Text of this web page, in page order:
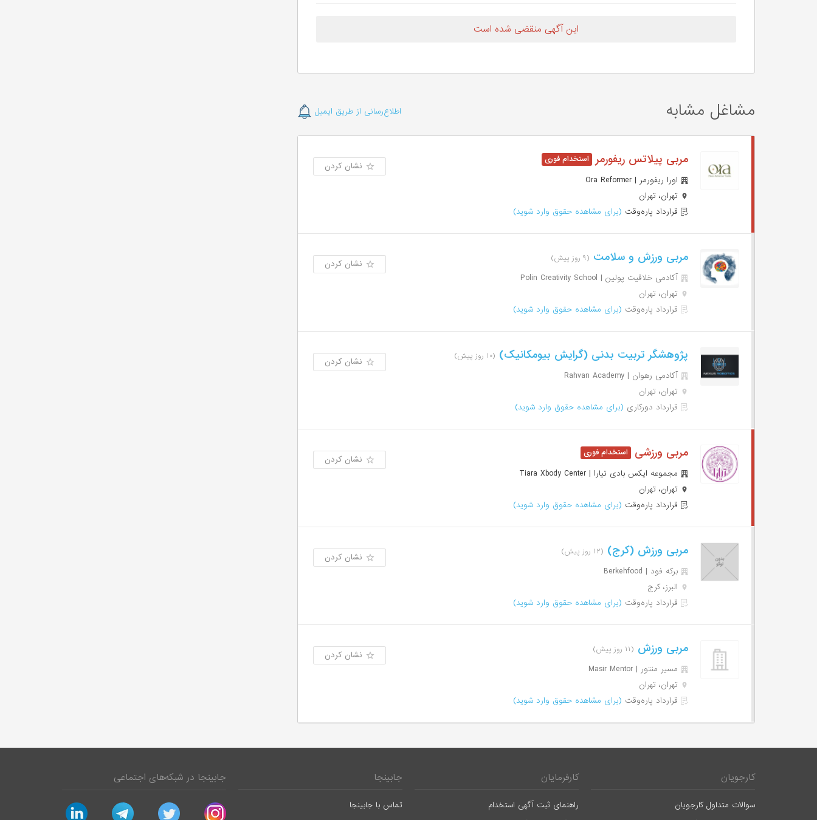
این آگهی منقضی شده است
مشاغل مشابه اطلاع‌رسانی از طریق ایمیل
مربی پیلاتس ریفورمر
اورا ریفورمر | Ora Reformer
تهران، تهران
قرارداد پاره‌وقت (برای مشاهده حقوق وارد شوید)
نشان کردن
مربی ورزش و سلامت (۹ روز پیش)
آکادمی خلاقیت پولین | Polin Creativity School
تهران، تهران
قرارداد پاره‌وقت (برای مشاهده حقوق وارد شوید)
نشان کردن
پژوهشگر تربیت بدنی (گرایش بیومکانیک) (۱۰ روز پیش)
آکادمی رهوان | Rahvan Academy
تهران، تهران
قرارداد دورکاری (برای مشاهده حقوق وارد شوید)
نشان کردن
مربی ورزشی
مجموعه ایکس بادی تیارا | Tiara Xbody Center
تهران، تهران
قرارداد پاره‌وقت (برای مشاهده حقوق وارد شوید)
نشان کردن
مربی ورزش (کرج) (۱۲ روز پیش)
برکه فود | Berkehfood
البرز، کرج
قرارداد پاره‌وقت (برای مشاهده حقوق وارد شوید)
نشان کردن
مربی ورزش (۱۱ روز پیش)
مسیر منتور | Masir Mentor
تهران، تهران
قرارداد پاره‌وقت (برای مشاهده حقوق وارد شوید)
نشان کردن
کارجویان
سوالات متداول کارجویان
کارفرمایان
راهنمای ثبت آگهی استخدام
جابینجا
تماس با جابینجا
جابینجا در شبکه‌های اجتماعی
instagram
twitter
telegram
linkedin